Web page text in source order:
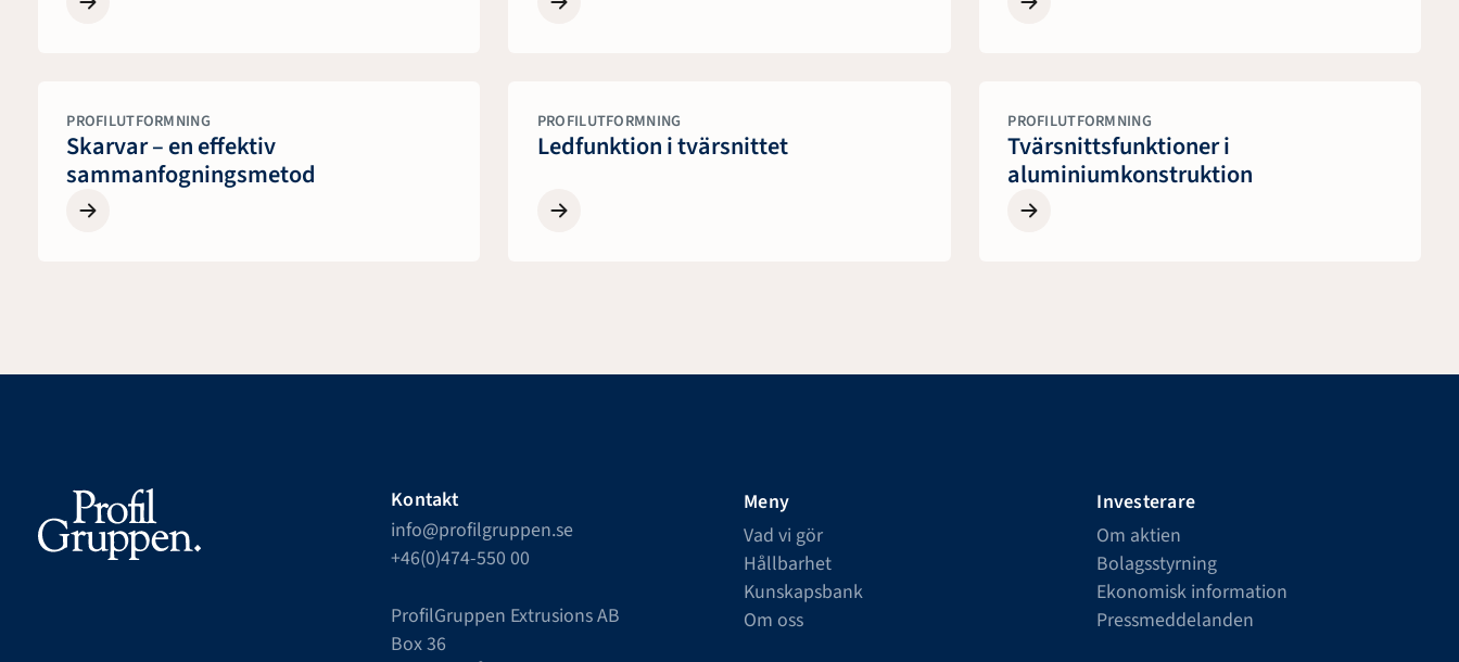
PROFILUTFORMNING
Skarvar – en effektiv
sammanfogningsmetod
PROFILUTFORMNING
Ledfunktion i tvärsnittet
PROFILUTFORMNING
Tvärsnittsfunktioner i
aluminiumkonstruktion
Kontakt
info@profilgruppen.se
+46(0)474-550 00
ProfilGruppen Extrusions AB
Box 36
Meny
Vad vi gör
Hållbarhet
Kunskapsbank
Om oss
Investerare
Om aktien
Bolagsstyrning
Ekonomisk information
Pressmeddelanden